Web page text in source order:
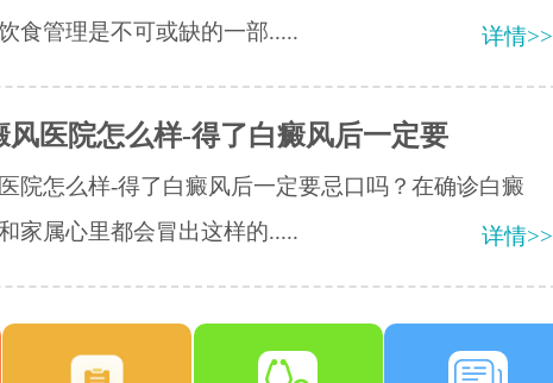
食管理是不可或缺的一部.....
详情>>
风医院怎么样-得了白癜风后一定要
院怎么样-得了白癜风后一定要忌口吗？在确诊白癜
家属心里都会冒出这样的.....
详情>>